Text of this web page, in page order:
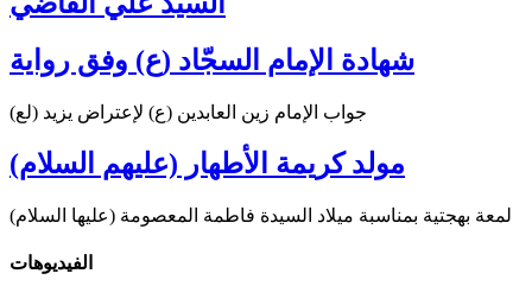
شهادة الإمام السجّاد (ع) وفق رواية
جواب الإمام زين العابدين (ع) لإعتراض يزيد (لع)
مولد كريمة الأطهار (عليهم السلام)
لمعة بهجتية بمناسبة ميلاد السيدة فاطمة المعصومة (عليها السلام)
الفیدیوهات